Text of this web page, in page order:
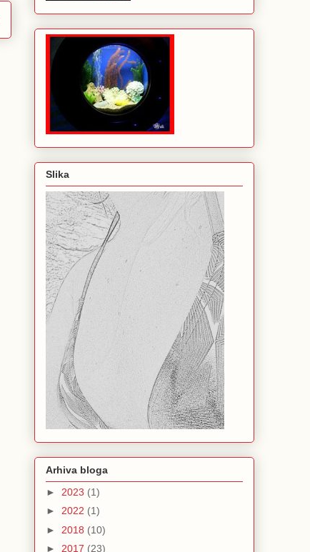
Slika
Arhiva bloga
► 2023 (1)
► 2022 (1)
► 2018 (10)
► 2017 (23)